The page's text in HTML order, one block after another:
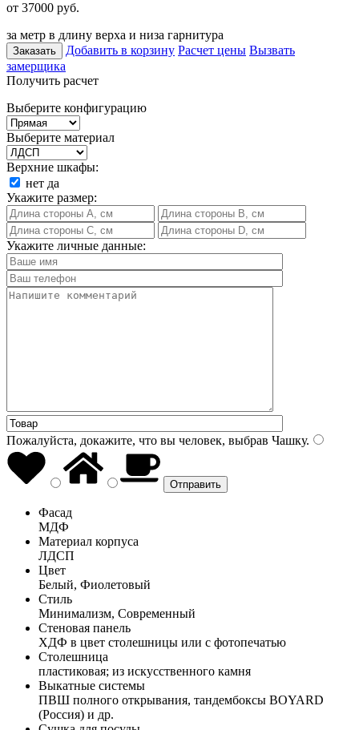
от 37000 руб.
за метр в длину верха и низа гарнитура
Заказать Добавить в корзину Расчет цены Вызвать
замерщика
Получить расчет
Выберите конфигурацию
Выберите материал
Верхние шкафы:
нет да
Укажите размер:
Укажите личные данные:
Пожалуйста, докажите, что вы человек, выбрав Чашку.
Фасад
МДФ
Материал корпуса
ЛДСП
Цвет
Белый, Фиолетовый
Стиль
Минимализм, Современный
Стеновая панель
ХДФ в цвет столешницы или с фотопечатью
Столешница
пластиковая; из искусственного камня
Выкатные системы
ПВШ полного открывания, тандембоксы BOYARD
(Россия) и др.